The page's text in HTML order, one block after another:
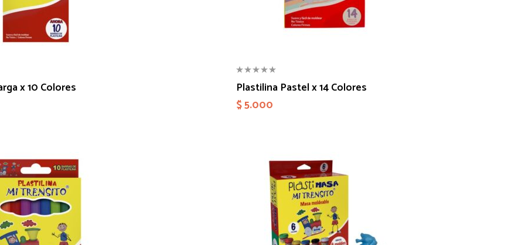
x 10 Colores
Plastilina Pastel x 14 Colores
$5.000